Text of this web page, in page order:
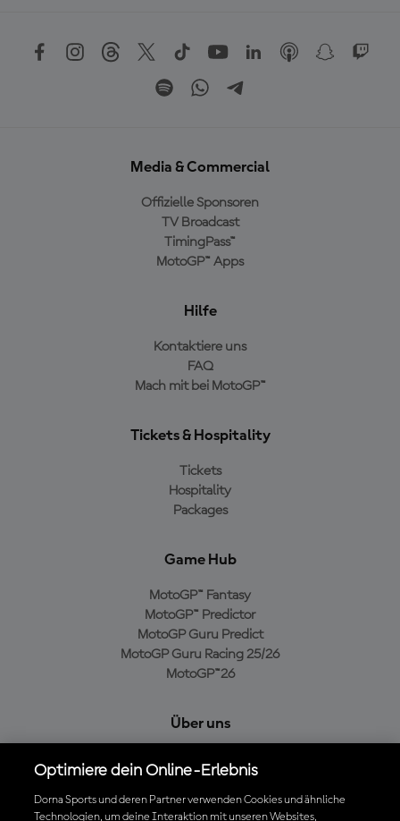
Media & Commercial
Offizielle Sponsoren
TV Broadcast
TimingPass™
MotoGP™ Apps
Hilfe
Kontaktiere uns
FAQ
Mach mit bei MotoGP™
Tickets & Hospitality
Tickets
Hospitality
Packages
Game Hub
MotoGP™ Fantasy
MotoGP™ Predictor
MotoGP Guru Predict
MotoGP Guru Racing 25/26
MotoGP™26
Über uns
Cookie-Richtlinien
Geschäftsbedingungen
Optimiere dein Online-Erlebnis
Dorna Sports und deren Partner verwenden Cookies und ähnliche
Technologien, um deine Interaktion mit unseren Websites,